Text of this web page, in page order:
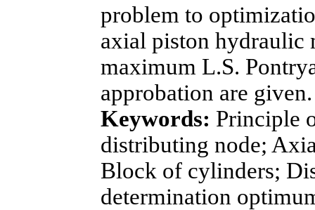
problem to
axial piston hydraulic
maximum L.S.
approbation are given.
Keywords: Principle
distributing node;
Block of cylinders;
determination